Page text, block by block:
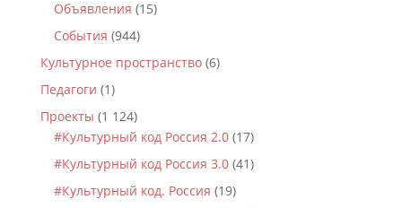
Объявления (15)
События (944)
Культурное пространство(6)
Педагоги (1)
Проекты (1 124)
#Культурный код Россия 2.0(17)
#Культурный код Россия 3.0(41)
#Культурный код. Россия (19)